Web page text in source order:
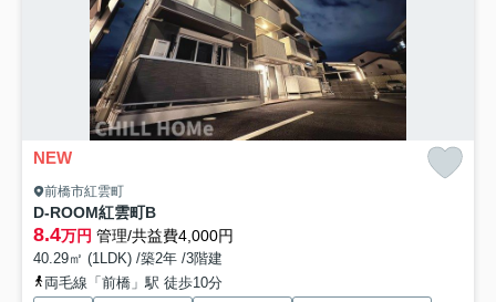
NEW
前橋市紅雲町
D-ROOM紅雲町B
8.4万円 管理/共益費4,000円
40.29㎡ (1LDK) /築2年 /3階建
両毛線「前橋」駅 徒歩10分